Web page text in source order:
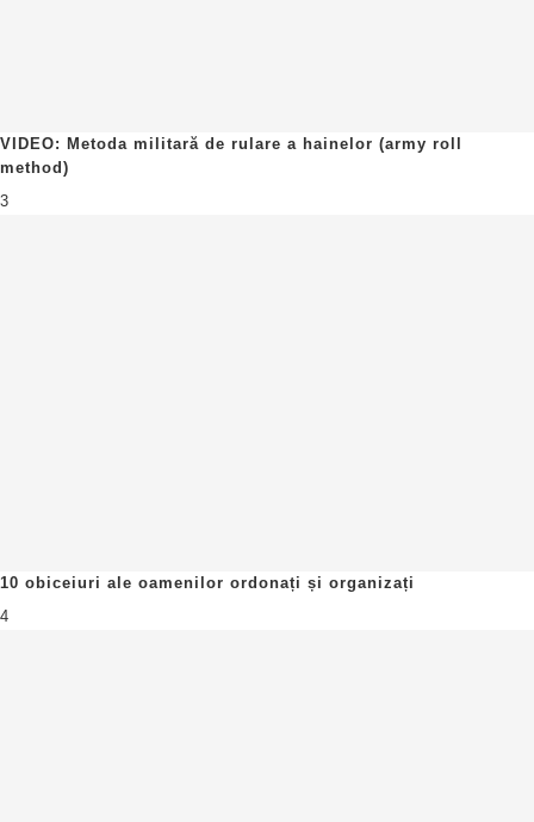
VIDEO: Metoda militară de rulare a hainelor (army roll
method)
3
10 obiceiuri ale oamenilor ordonați și organizați
4